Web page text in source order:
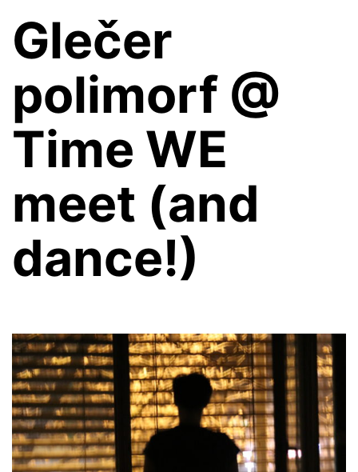
Glečer
polimorf @
Time WE
meet (and
dance!)